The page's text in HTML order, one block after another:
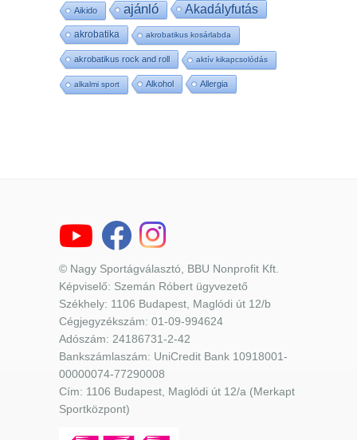
Aikido ajánló Akadályfutás
akrobatika akrobatikus kosárlabda
akrobatikus rock and roll aktív kikapcsolódás
alkalmi sport Alkohol Allergia
© Nagy Sportágválasztó, BBU Nonprofit Kft.
Képviselő: Szemán Róbert ügyvezető
Székhely: 1106 Budapest, Maglódi út 12/b
Cégjegyzékszám: 01-09-994624
Adószám: 24186731-2-42
Bankszámlaszám: UniCredit Bank 10918001-
00000074-77290008
Cím: 1106 Budapest, Maglódi út 12/a (Merkapt
Sportközpont)